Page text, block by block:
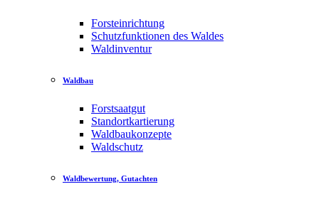
Forsteinrichtung
Schutzfunktionen des Waldes
Waldinventur
Waldbau
Forstsaatgut
Standortkartierung
Waldbaukonzepte
Waldschutz
Waldbewertung, Gutachten